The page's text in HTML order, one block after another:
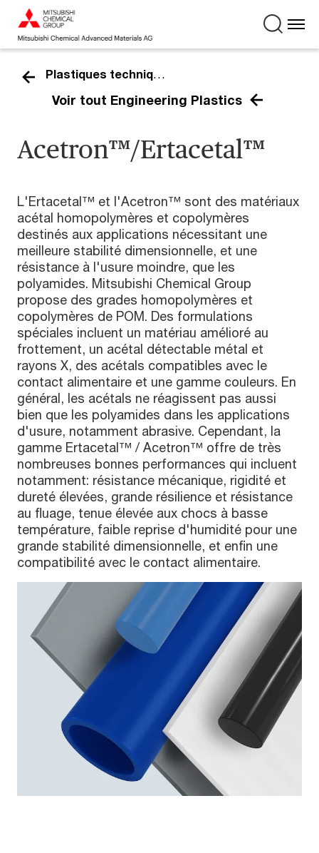
Plastiques techniques
Voir tout Engineering Plastics
Acetron™/Ertacetal™
L'Ertacetal™ et l'Acetron™ sont des matériaux
acétal homopolymères et copolymères
destinés aux applications nécessitant une
meilleure stabilité dimensionnelle, et une
résistance à l'usure moindre, que les
polyamides. Mitsubishi Chemical Group
propose des grades homopolymères et
copolymères de POM. Des formulations
spéciales incluent un matériau amélioré au
frottement, un acétal détectable métal et
rayons X, des acétals compatibles avec le
contact alimentaire et une gamme couleurs. En
général, les acétals ne réagissent pas aussi
bien que les polyamides dans les applications
d'usure, notamment abrasive. Cependant, la
gamme Ertacetal™ / Acetron™ offre de très
nombreuses bonnes performances qui incluent
notamment: résistance mécanique, rigidité et
dureté élevées, grande résilience et résistance
au fluage, tenue élevée aux chocs à basse
température, faible reprise d'humidité pour une
grande stabilité dimensionnelle, et enfin une
compatibilité avec le contact alimentaire.